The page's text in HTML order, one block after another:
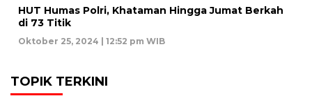
HUT Humas Polri, Khataman Hingga Jumat Berkah
di 73 Titik
Oktober 25, 2024 | 12:52 pm WIB
TOPIK TERKINI